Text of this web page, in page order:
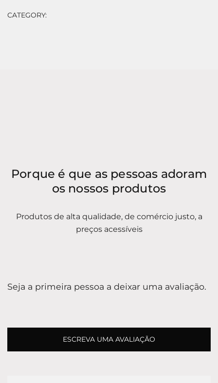
CATEGORY:
Porque é que as pessoas adoram
os nossos produtos
Produtos de alta qualidade, de comércio justo, a
preços acessíveis
Seja a primeira pessoa a deixar uma avaliação.
ESCREVA UMA AVALIAÇÃO